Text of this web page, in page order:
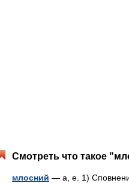
Смотреть что такое
млосний — а, е. 1)